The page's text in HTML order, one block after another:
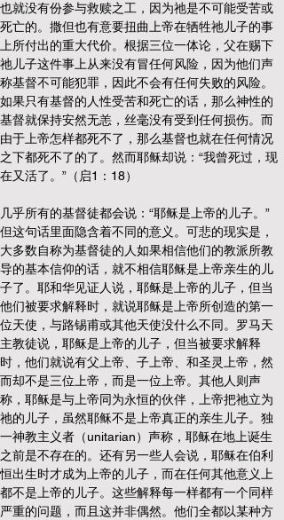
也就没有份参与救赎之工，因为祂是不可能受苦或
死亡的。撒但也有意要扭曲上帝在牺牲祂儿子的事
上所付出的重大代价。根据三位一体论，父在赐下
祂儿子这件事上从来没有冒任何风险，因为他们声
称基督不可能犯罪，因此不会有任何失败的风险。
如果只有基督的人性受苦和死亡的话，那么神性的
基督就保持安然无恙，丝毫没有受到任何损伤。而
由于上帝怎样都死不了，那么基督也就在任何情况
之下都死不了的了。然而耶稣却说：“我曾死过，现
在又活了。”（启1：18）
几乎所有的基督徒都会说：“耶稣是上帝的儿子。”
但这句话里面隐含着不同的意义。可悲的现实是，
大多数自称为基督徒的人如果相信他们的教派所教
导的基本信仰的话，就不相信耶稣是上帝亲生的儿
子了。耶和华见证人说，耶稣是上帝的儿子，但当
他们被要求解释时，就说耶稣是上帝所创造的第一
位天使，与路锡甫或其他天使没什么不同。罗马天
主教徒说，耶稣是上帝的儿子，但当被要求解释
时，他们就说有父上帝、子上帝、和圣灵上帝，然
而却不是三位上帝，而是一位上帝。其他人则声
称，耶稣是与上帝同为永恒的伙伴，上帝把祂立为
祂的儿子，虽然耶稣不是上帝真正的亲生儿子。独
一神教主义者（unitarian）声称，耶稣在地上诞生
之前是不存在的。还有另一些人会说，耶稣在伯利
恒出生时才成为上帝的儿子，而在任何其他意义上
都不是上帝的儿子。这些解释每一样都有一个同样
严重的问题，而且这并非偶然。他们全都以某种方